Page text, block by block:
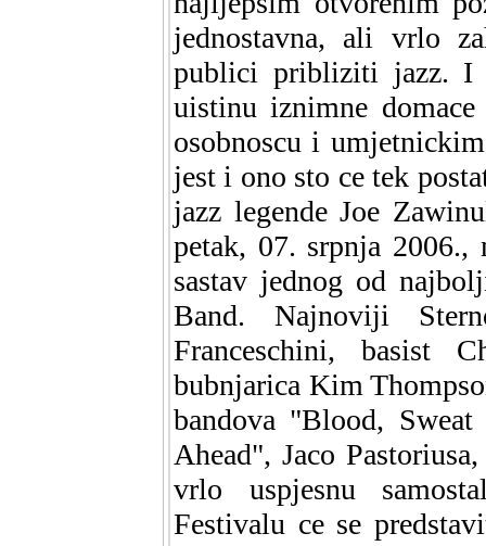
jednostavna, ali vrlo
publici pribliziti jazz. I
uistinu iznimne
osobnoscu i
jest i ono sto ce tek
jazz legende Joe
petak, 07. srpnja
sastav jednog od
Band. Najnoviji
Franceschini, basist
bubnjarica Kim
bandova "Blood,
Ahead", Jaco
vrlo uspjesnu
Festivalu ce se